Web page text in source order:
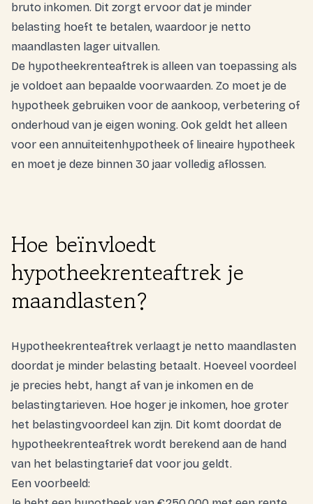
bruto inkomen. Dit zorgt ervoor dat je minder
belasting hoeft te betalen, waardoor je netto
maandlasten lager uitvallen.
De hypotheekrenteaftrek is alleen van toepassing als
je voldoet aan bepaalde voorwaarden. Zo moet je de
hypotheek gebruiken voor de aankoop, verbetering of
onderhoud van je eigen woning. Ook geldt het alleen
voor een annuïteitenhypotheek of lineaire hypotheek
en moet je deze binnen 30 jaar volledig aflossen.
Hoe beïnvloedt
hypotheekrenteaftrek je
maandlasten?
Hypotheekrenteaftrek verlaagt je netto maandlasten
doordat je minder belasting betaalt. Hoeveel voordeel
je precies hebt, hangt af van je inkomen en de
belastingtarieven. Hoe hoger je inkomen, hoe groter
het belastingvoordeel kan zijn. Dit komt doordat de
hypotheekrenteaftrek wordt berekend aan de hand
van het belastingtarief dat voor jou geldt.
Een voorbeeld: